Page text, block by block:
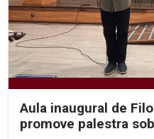
Aula inaugural de
promove palestra